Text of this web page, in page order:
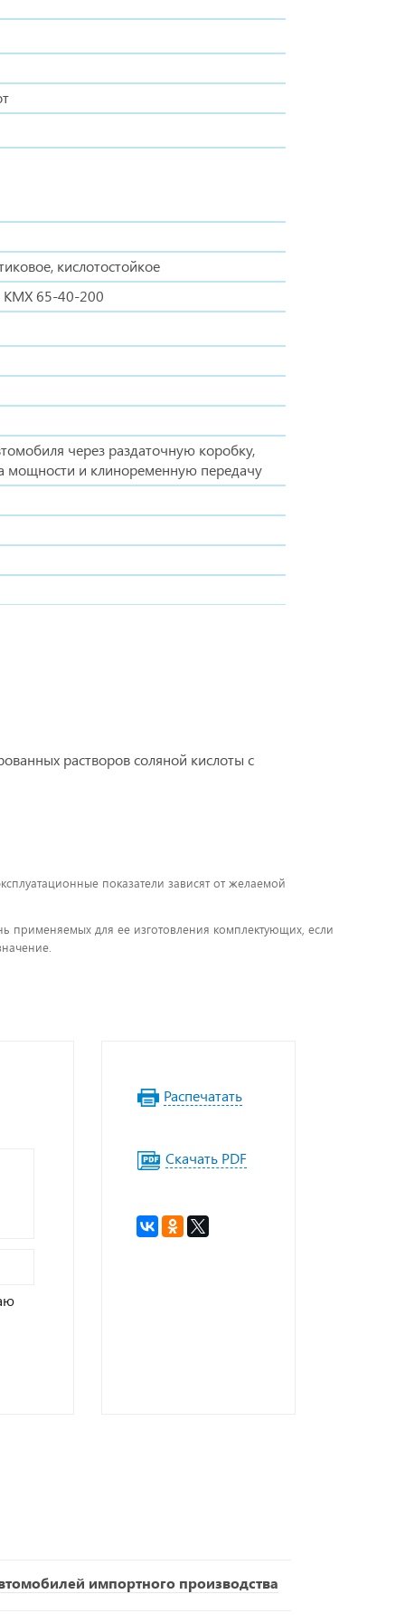
кислотостойкое
65-40-200
через раздаточную коробку,
мощности и клиноременную передачу
растворов соляной кислоты с
показатели зависят от желаемой
применяемых для ее изготовления комплектующих, если
Распечатать
Скачать PDF
импортного производства